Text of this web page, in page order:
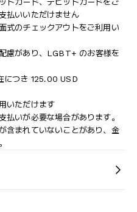
払いいただけません
式のチェックアウトをご利用い
慮があり、LGBT+ のお客様を
につき 125.00 USD
いただけます
払いが必要な場合があります。
含まれていないことがあり、金